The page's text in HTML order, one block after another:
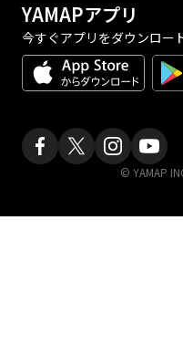
YAMAPアプリ
今すぐアプリをダウンロー
© YAMAP